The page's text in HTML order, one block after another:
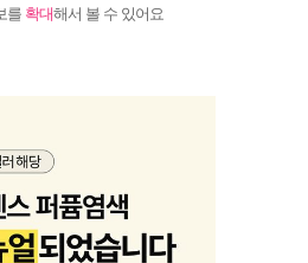
를 확대해서 볼 수 있어요